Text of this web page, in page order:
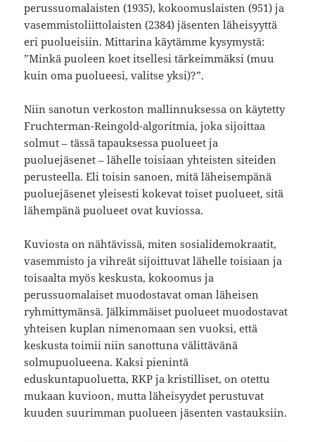
perussuomalaisten (1935), kokoomuslaisten (951) ja
vasemmistoliittolaisten (2384) jäsenten läheisyyttä
eri puolueisiin. Mittarina käytämme kysymystä:
”Minkä puoleen koet itsellesi tärkeimmäksi (muu
kuin oma puolueesi, valitse yksi)?”.
Niin sanotun verkoston mallinnuksessa on käytetty
Fruchterman-Reingold-algoritmia, joka sijoittaa
solmut – tässä tapauksessa puolueet ja
puoluejäsenet – lähelle toisiaan yhteisten siteiden
perusteella. Eli toisin sanoen, mitä läheisempänä
puoluejäsenet yleisesti kokevat toiset puolueet, sitä
lähempänä puolueet ovat kuviossa.
Kuviosta on nähtävissä, miten sosialidemokraatit,
vasemmisto ja vihreät sijoittuvat lähelle toisiaan ja
toisaalta myös keskusta, kokoomus ja
perussuomalaiset muodostavat oman läheisen
ryhmittymänsä. Jälkimmäiset puolueet muodostavat
yhteisen kuplan nimenomaan sen vuoksi, että
keskusta toimii niin sanottuna välittävänä
solmupuolueena. Kaksi pienintä
eduskuntapuoluetta, RKP ja kristilliset, on otettu
mukaan kuvioon, mutta läheisyydet perustuvat
kuuden suurimman puolueen jäsenten vastauksiin.